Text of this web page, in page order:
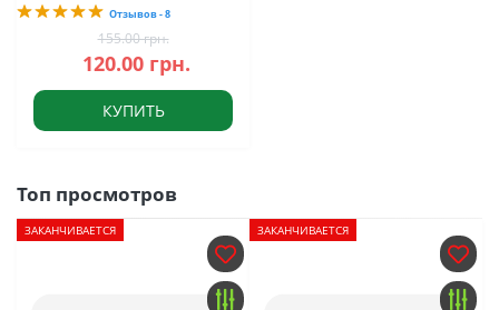
Отзывов - 8
155.00 грн.
120.00 грн.
КУПИТЬ
Топ просмотров
ЗАКАНЧИВАЕТСЯ ЗАКАНЧИВАЕТСЯ